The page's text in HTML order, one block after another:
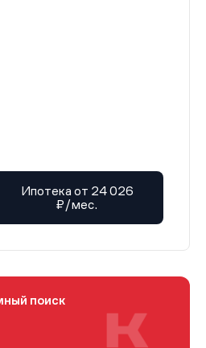
Ипотека от 24 026
₽/мес.
поиск